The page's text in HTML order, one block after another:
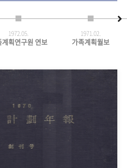
1972.05.
계획연구원 연보
1971.02.
가족계획월보